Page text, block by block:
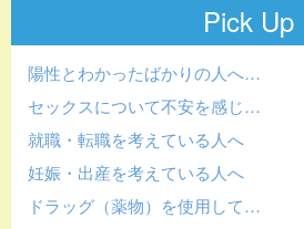
Pick Up
陽性とわかったばかりの人へ…
セックスについて不安を感じ…
就職・転職を考えている人へ
妊娠・出産を考えている人へ
ドラッグ（薬物）を使用して…